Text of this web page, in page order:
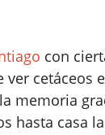
con
cetáceos
memoria
hasta casa